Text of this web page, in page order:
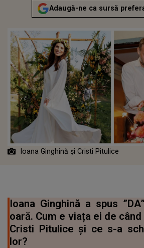
Adaugă-ne ca sursă
Ioana Ginghină și Cristi Pitulice
Ioana Ginghină a spus
oară. Cum e viața ei de
Cristi Pitulice și ce s-a
lor?